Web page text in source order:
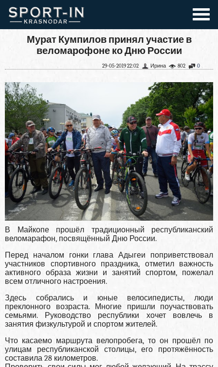
Мурат Кумпилов принял участие в
веломарофоне ко Дню России
0
802
Ирина
29-05-2019 22:02
В Майкопе прошёл традиционный республиканский
веломарафон, посвящённый Дню России.
Перед началом гонки глава Адыгеи поприветствовал
участников спортивного праздника, отметил важность
активного образа жизни и занятий спортом, пожелал
всем отличного настроения.
Здесь собрались и юные велосипедисты, люди
преклонного возраста. Многие пришли поучаствовать
семьями. Руководство республики хочет вовлечь в
занятия физкультурой и спортом жителей.
Что касаемо маршрута велопробега, то он прошёл по
улицам республиканской столицы, его протяжённость
составила 28 километров.